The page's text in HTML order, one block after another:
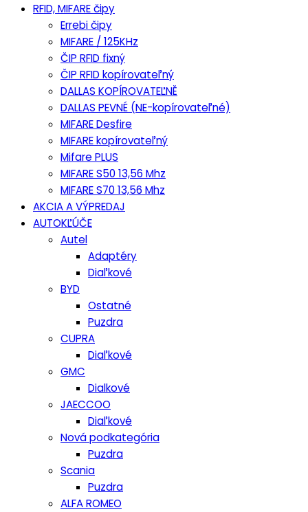
RFID, MIFARE čipy
Errebi čipy
MIFARE / 125KHz
ČIP RFID fixný
ČIP RFID kopírovateľný
DALLAS KOPÍROVATEĽNĚ
DALLAS PEVNÉ (NE-kopírovateľné)
MIFARE Desfire
MIFARE kopírovateľný
Mifare PLUS
MIFARE S50 13,56 Mhz
MIFARE S70 13,56 Mhz
AKCIA A VÝPREDAJ
AUTOKĽÚČE
Autel
Adaptéry
Diaľkové
BYD
Ostatné
Puzdra
CUPRA
Diaľkové
GMC
Dialkové
JAECCOO
Diaľkové
Nová podkategória
Puzdra
Scania
Puzdra
ALFA ROMEO